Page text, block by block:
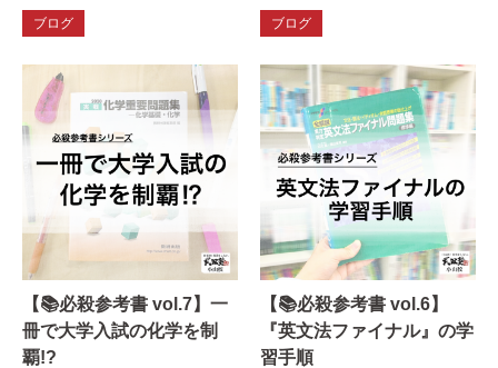
ブログ ブログ
【📚必殺参考書 vol.7】一
冊で大学入試の化学を制
覇!?
【📚必殺参考書 vol.6】
『英文法ファイナル』の学
習手順